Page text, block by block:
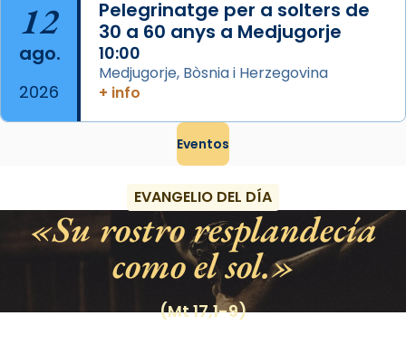
12
ago.
2026
Pelegrinatge per a solters de
30 a 60 anys a Medjugorje
10:00
Medjugorje, Bòsnia i Herzegovina
+ info
Eventos
EVANGELIO DEL DÍA
Su rostro resplandecía
como el sol.
(Mt 17,1-9)